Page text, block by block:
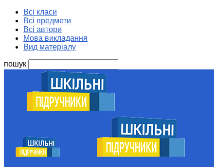
Всі класи
Всі предмети
Всі автори
Мова викладання
Вид матеріалу
пошук